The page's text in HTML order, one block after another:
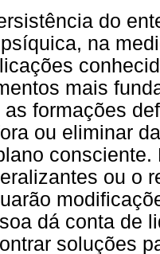
do
na
mais
as formações
ou eliminar
ou o
dá conta de
soluções